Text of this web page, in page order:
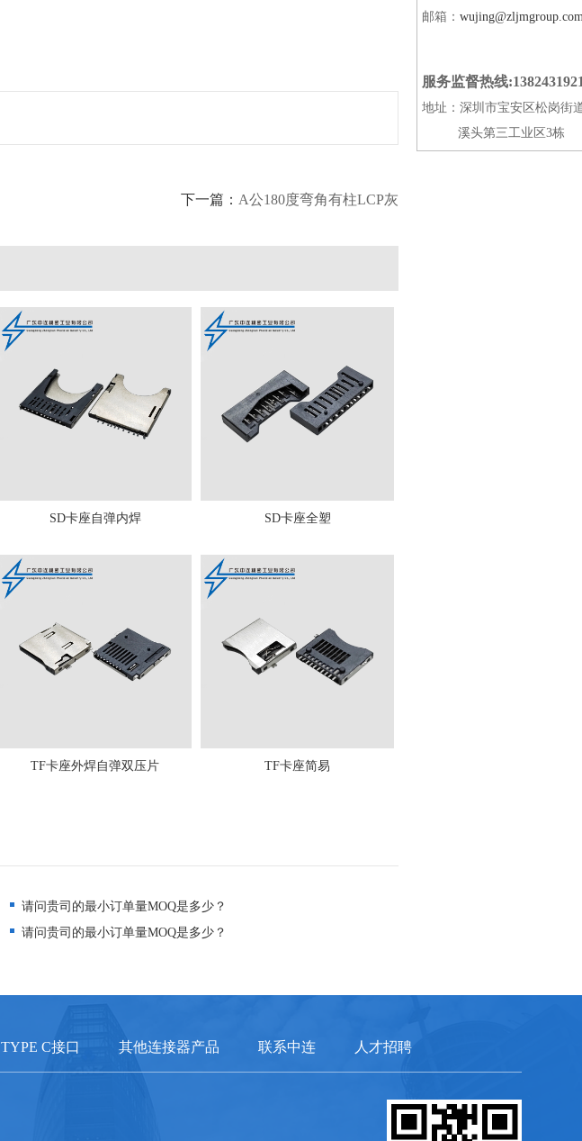
下一篇： A公180度弯角有柱LCP灰
SD卡座自弹内焊 SD卡座全塑
TF卡座外焊自弹双压片 TF卡座简易
请问贵司的最小订单量MOQ是多少？
请问贵司的最小订单量MOQ是多少？
邮箱：
服务监督热线
地址：深圳市宝安区松岗街
溪头第三工业区3栋
TYPE C接口 其他连接器产品 联系中连 人才招聘